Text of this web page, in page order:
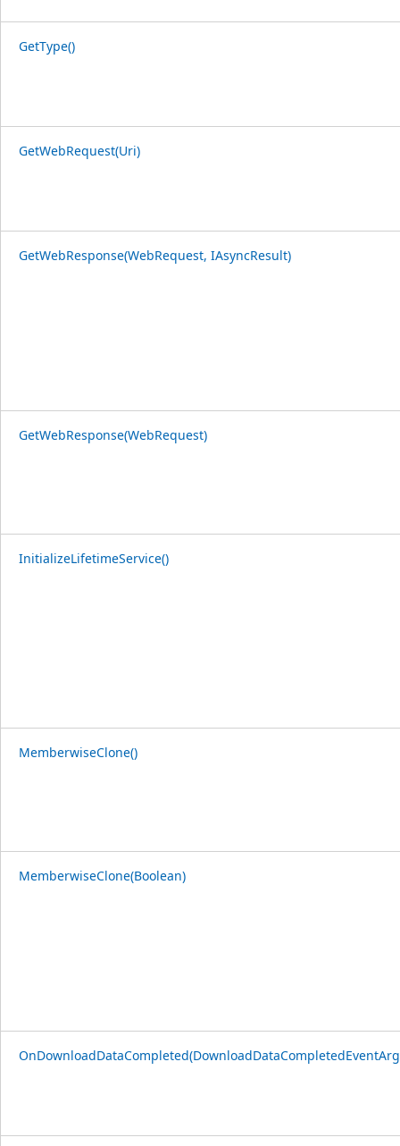
GetType()
GetWebRequest(Uri)
GetWebResponse(WebRequest, IAsyncResult)
GetWebResponse(WebRequest)
InitializeLifetimeService()
MemberwiseClone()
MemberwiseClone(Boolean)